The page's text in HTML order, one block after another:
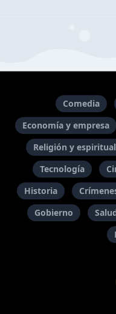
Comedia
Economía y empresa
Religión y
Tecnología
Historia
Gobierno